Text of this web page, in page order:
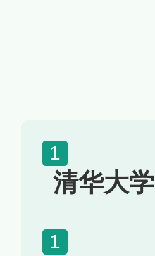
清华大学